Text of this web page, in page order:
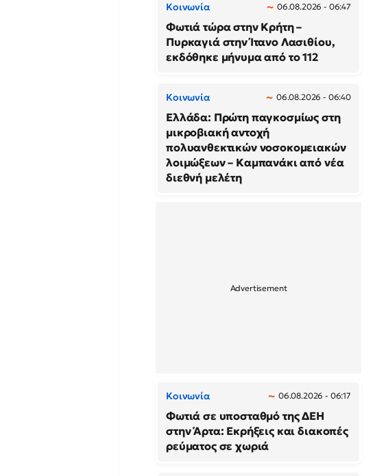
Κοινωνία 06.08.2026 - 06:47
Φωτιά τώρα στην Κρήτη –
Πυρκαγιά στην Ίτανο Λασιθίου,
εκδόθηκε μήνυμα από το 112
Κοινωνία 06.08.2026 - 06:40
Ελλάδα: Πρώτη παγκοσμίως στη
μικροβιακή αντοχή
πολυανθεκτικών νοσοκομειακών
λοιμώξεων – Καμπανάκι από νέα
διεθνή μελέτη
Κοινωνία 06.08.2026 - 06:17
Φωτιά σε υποσταθμό της ΔΕΗ
στην Άρτα: Εκρήξεις και διακοπές
ρεύματος σε χωριά